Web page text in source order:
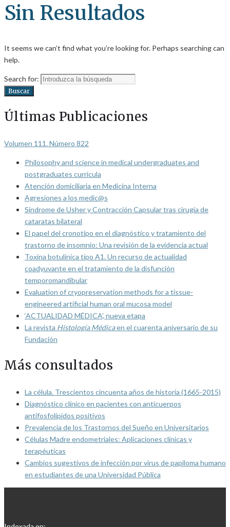
Sin Resultados
It seems we can’t find what you’re looking for. Perhaps searching can
help.
Search for:
Buscar
Últimas Publicaciones
Volumen 111. Número 822
Philosophy and science in medical undergraduates and
postgraduates curricula
Atención domiciliaria en Medicina Interna
Agresiones a los medic@s
Síndrome de Usher y Contracción Capsular tras cirugía de
cataratas bilateral
El papel del cronotipo en el diagnóstico y tratamiento del
trastorno de insomnio: Una revisión de la evidencia actual
Toxina botulínica tipo A1. Un recurso de actualidad
coadyuvante en el tratamiento de la disfunción
temporomandibular
Evaluation of cryopreservation methods for a tissue-
engineered artificial human oral mucosa model
‘ACTUALIDAD MÉDICA’, nueva etapa
La revista Histología Médicaen el cuarenta aniversario de su
Fundación
Más consultados
La célula. Trescientos cincuenta años de historia (1665-2015)
Diagnóstico clínico en pacientes con anticuerpos
antifosfolípidos positivos
Prevalencia de los Trastornos del Sueño en Universitarios
Células Madre endometriales: Aplicaciones clínicas y
terapéuticas
Cambios sugestivos de infección por virus de papiloma humano
en estudiantes de una Universidad Pública